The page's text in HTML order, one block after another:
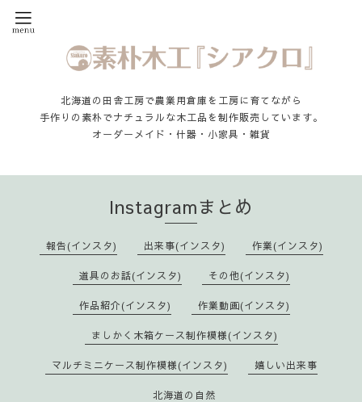
北海道の田舎工房で農業用倉庫を工房に育てながら
手作りの素朴でナチュラルな木工品を制作販売しています。
オーダーメイド・什器・小家具・雑貨
Instagramまとめ
報告(インスタ) 出来事(インスタ) 作業(インスタ)
道具のお話(インスタ) その他(インスタ)
作品紹介(インスタ) 作業動画(インスタ)
ましかく木箱ケース制作模様(インスタ)
マルチミニケース制作模様(インスタ) 嬉しい出来事
北海道の自然